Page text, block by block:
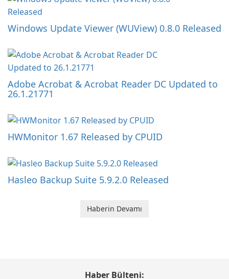
Windows Update Viewer (WUView) 0.8.0 Released
Adobe Acrobat & Acrobat Reader DC Updated to
26.1.21771
HWMonitor 1.67 Released by CPUID
Hasleo Backup Suite 5.9.2.0 Released
Haberin Devamı
Haber Bülteni: